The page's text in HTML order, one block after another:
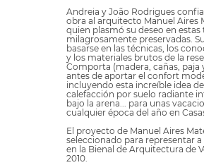
Andreia y João Rodrigues
obra al arquitecto Manuel Aires
quien plasmó su deseo en estas
milagrosamente preservadas.
basarse en las técnicas, los
y los materiales brutos de la
Comporta (madera, cañas, paja
antes de aportar el confort
incluyendo esta increíble idea
calefacción por suelo radiante
bajo la arena... para unas
cualquier época del año en
El proyecto de Manuel Aires
seleccionado para representar a
en la Bienal de Arquitectura de
2010.